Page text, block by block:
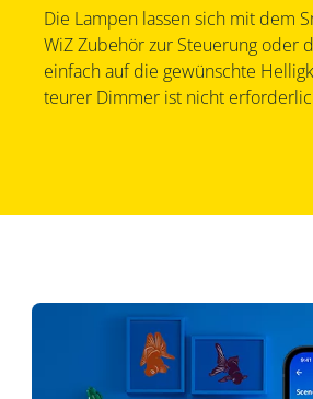
Die Lampen lassen sich mit dem
WiZ Zubehör zur Steuerung oder
einfach auf die gewünschte
teurer Dimmer ist nicht